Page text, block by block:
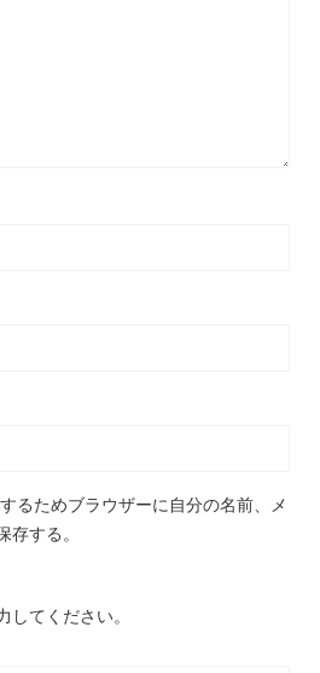
るためブラウザーに自分の名前、メ
存する。
してください。